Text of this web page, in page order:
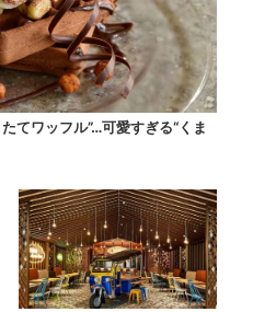
てワッフル”…可愛すぎる“くま